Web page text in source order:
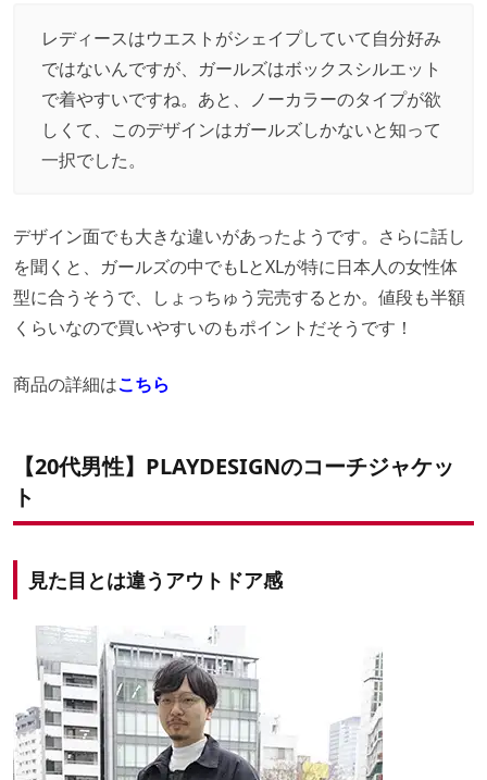
レディースはウエストがシェイプしていて自分好み
ではないんですが、ガールズはボックスシルエット
で着やすいですね。あと、ノーカラーのタイプが欲
しくて、このデザインはガールズしかないと知って
一択でした。
デザイン面でも大きな違いがあったようです。さらに話し
を聞くと、ガールズの中でもLとXLが特に日本人の女性体
型に合うそうで、しょっちゅう完売するとか。値段も半額
くらいなので買いやすいのもポイントだそうです！
商品の詳細はこちら
【20代男性】PLAYDESIGNのコーチジャケッ
ト
見た目とは違うアウトドア感